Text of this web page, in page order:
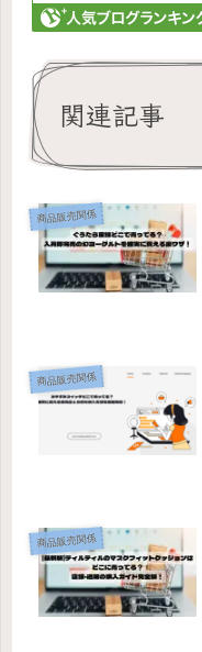
関連記事
商品販売関係
商品販売関係
商品販売関係